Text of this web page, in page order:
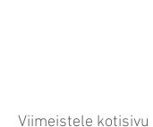
Viimeistele kotisivu